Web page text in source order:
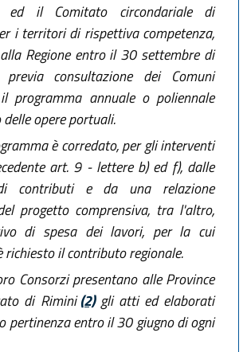
ed il Comitato circondariale di
i territori di rispettiva competenza,
Regione entro il 30 settembre di
consultazione dei Comuni
programma annuale o poliennale
opere portuali.
è corredato, per gli interventi
art. 9 - lettere b) ed f), dalle
contributi e da una relazione
progetto comprensiva, tra l'altro,
di spesa dei lavori, per la cui
richiesto il contributo regionale.
Consorzi presentano alle Province
di Rimini (2)gli atti ed elaborati
pertinenza entro il 30 giugno di ogni